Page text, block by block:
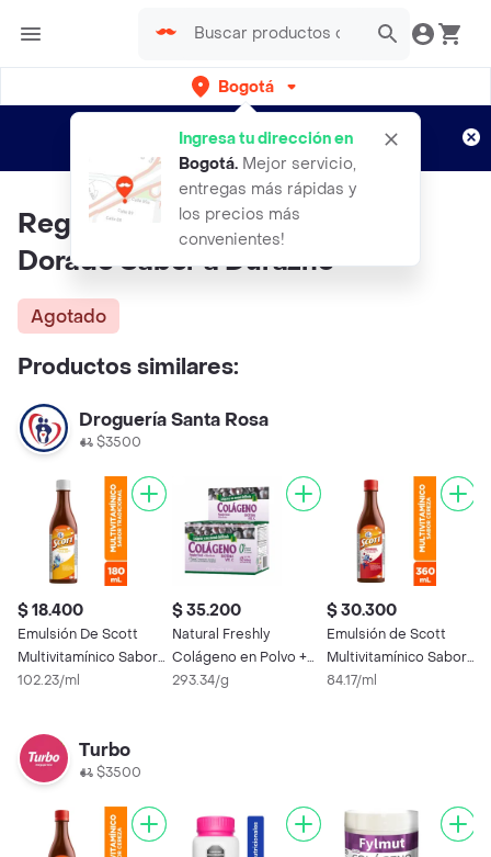
Bogotá
Ingresa tu dirección en
Bogotá. Mejor servicio,
entregas más rápidas y
los precios más
convenientes!
envíos gratis por semanas
Aplican TyC
Regenecare Colágeno Líquido
Dorado Sabor a Durazno
Agotado
Productos similares:
Droguería Santa Rosa
$3500
$ 18.400
Emulsión De Scott
Multivitamínico Sabor
Tradicional
102.23/ml
$ 35.200
Natural Freshly
Colágeno en Polvo +
Biotina + Vitamina C
293.34/g
$ 30.300
Emulsión de Scott
Multivitamínico Sabor
a Cereza
84.17/ml
Turbo
$3500